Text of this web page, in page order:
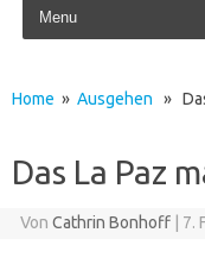
Home » Ausgehen »
Das La Paz
Von Cathrin Bonhoff 7.